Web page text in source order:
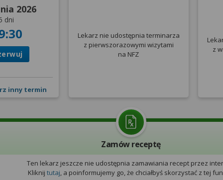
2026
dni
inny termin
Lekarz nie udostępnia terminarza
z pierwszorazowymi wizytami
na NFZ
z
Zamów receptę
Ten lekarz jeszcze nie udostępnia zamawiania recept przez
Kliknijtutaj, a poinformujemy go, że chciałbyś skorzystać z tej